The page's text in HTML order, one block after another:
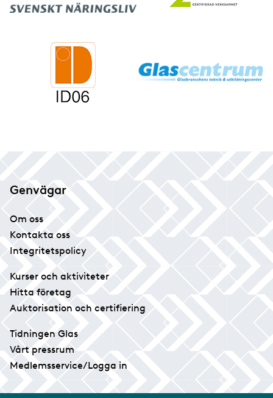
Genvägar
Om oss
Kontakta oss
Integritetspolicy
Kurser och aktiviteter
Hitta företag
Auktorisation och certifiering
Tidningen Glas
Vårt pressrum
Medlemsservice/Logga in